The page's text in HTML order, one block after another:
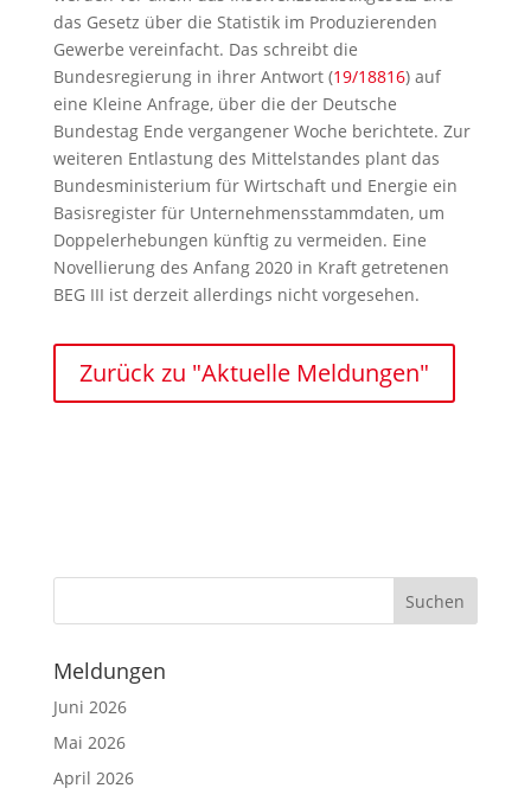
das Gesetz über die Statistik im Produzierenden
Gewerbe vereinfacht. Das schreibt die
Bundesregierung in ihrer Antwort (19/18816) auf
eine Kleine Anfrage, über die der Deutsche
Bundestag Ende vergangener Woche berichtete. Zur
weiteren Entlastung des Mittelstandes plant das
Bundesministerium für Wirtschaft und Energie ein
Basisregister für Unternehmensstammdaten, um
Doppelerhebungen künftig zu vermeiden. Eine
Novellierung des Anfang 2020 in Kraft getretenen
BEG III ist derzeit allerdings nicht vorgesehen.
Zurück zu "Aktuelle Meldungen"
Meldungen
Juni 2026
Mai 2026
April 2026